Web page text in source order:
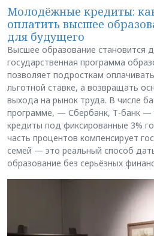
Молодёжные кредиты:
оплатить высшее
для будущего
Высшее образование становится
государственная программа
позволяет подросткам
льготной ставке, а возвращать
выхода на рынок труда. В числе
программе, — Сбербанк, Т-банк —
кредиты под фиксированные 3%
часть процентов компенсирует
семей — это реальный способ
образование без серьёзных